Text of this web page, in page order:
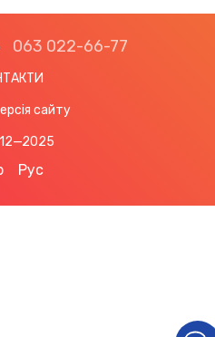
063 022-66-77
сайту
Рус